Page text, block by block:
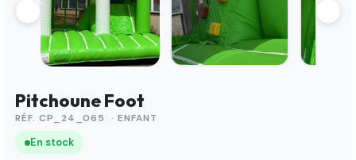
Pitchoune Foot
RÉF. CP_24_065 · ENFANT
En stock